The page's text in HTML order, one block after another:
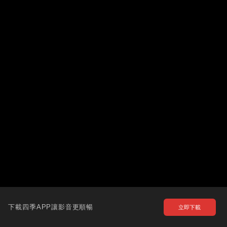
下載四季APP讓影音更順暢 立即下載